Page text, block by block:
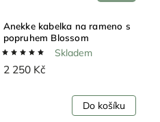
Anekke kabelka na rameno s
popruhem Blossom
Skladem
2 250 Kč
Do košíku